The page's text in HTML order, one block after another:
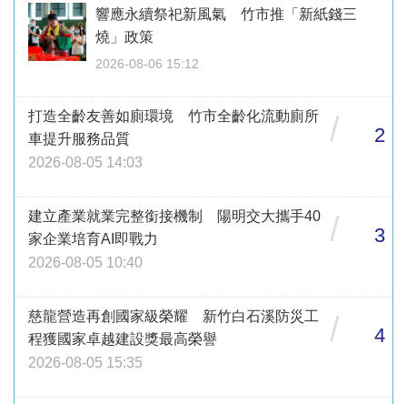
響應永續祭祀新風氣 竹市推「新紙錢三
燒」政策
2026-08-06 15:12
打造全齡友善如廁環境 竹市全齡化流動廁所
車提升服務品質
2026-08-05 14:03
/ 2
建立產業就業完整銜接機制 陽明交大攜手40
家企業培育AI即戰力
2026-08-05 10:40
/ 3
慈龍營造再創國家級榮耀 新竹白石溪防災工
程獲國家卓越建設獎最高榮譽
2026-08-05 15:35
/ 4